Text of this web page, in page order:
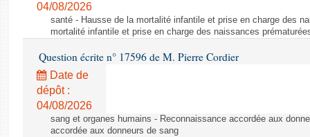
04/08/2026
santé - Hausse de la mortalité infantile et prise en charge des
mortalité infantile et prise en charge des naissances
Question écrite n° 17596 de M. Pierre Cordier
Date de
dépôt :
04/08/2026
sang et organes humains - Reconnaissance accordée aux
accordée aux donneurs de sang